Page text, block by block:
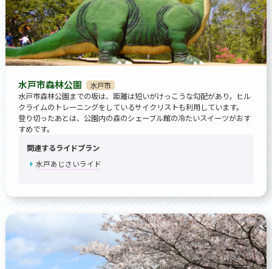
水戸市森林公園 水戸市
水戸市森林公園までの坂は、距離は短いがけっこうな勾配があり，ヒル
クライムのトレーニングをしているサイクリストも利用しています。
登り切ったあとは、公園内の森のシェーブル館の冷たいスイーツがおす
すめです。
関連するライドプラン
水戸あじさいライド